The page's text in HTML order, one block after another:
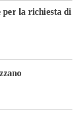
per la richiesta di